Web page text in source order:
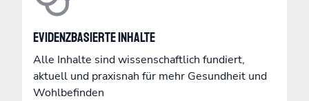
Evidenzbasierte Inhalte
Alle Inhalte sind wissenschaftlich fundiert,
aktuell und praxisnah für mehr Gesundheit und
Wohlbefinden